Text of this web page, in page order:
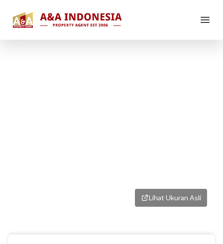
Lihat Ukuran Asli